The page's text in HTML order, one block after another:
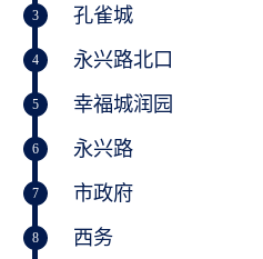
3 孔雀城
4 永兴路北口
5 幸福城润园
6 永兴路
7 市政府
8 西务